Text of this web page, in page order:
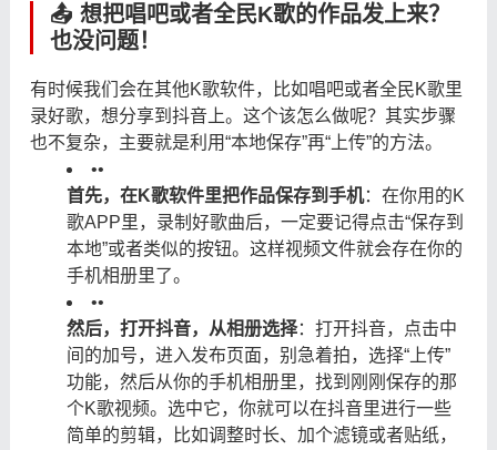
📤 想把唱吧或者全民K歌的作品发上来？
也没问题！
有时候我们会在其他K歌软件，比如唱吧或者全民K歌里
录好歌，想分享到抖音上。这个该怎么做呢？其实步骤
也不复杂，主要就是利用“本地保存”再“上传”的方法。
••
首先，在K歌软件里把作品保存到手机：在你用的K
歌APP里，录制好歌曲后，一定要记得点击“保存到
本地”或者类似的按钮。这样视频文件就会存在你的
手机相册里了。
••
然后，打开抖音，从相册选择：打开抖音，点击中
间的加号，进入发布页面，别急着拍，选择“上传”
功能，然后从你的手机相册里，找到刚刚保存的那
个K歌视频。选中它，你就可以在抖音里进行一些
简单的剪辑，比如调整时长、加个滤镜或者贴纸，